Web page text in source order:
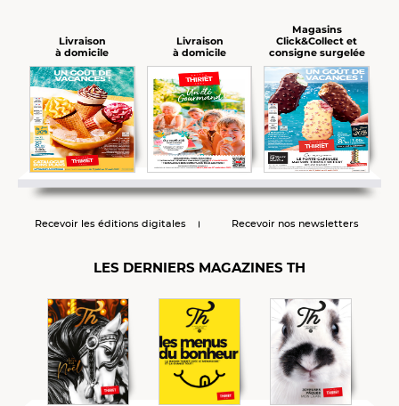
Livraison
à domicile
Livraison
à domicile
Magasins
Click&Collect et
consigne surgelée
Recevoir les éditions digitales Recevoir nos newsletters
LES DERNIERS MAGAZINES TH